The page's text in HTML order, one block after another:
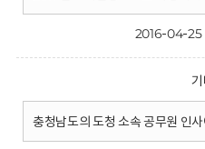
2016-04-25
충청남도의 도청 소속 공무원 인